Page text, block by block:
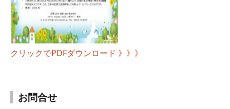
クリックでPDFダウンロード 》》》
お問合せ